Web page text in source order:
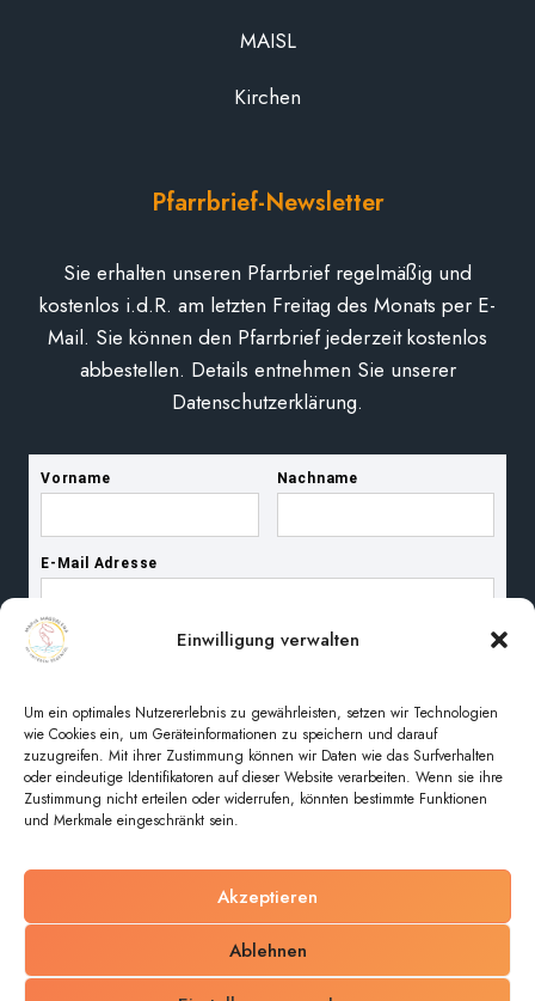
Einwilligung verwalten
Um ein optimales Nutzererlebnis zu gewährleisten, setzen wir Technologien
wie Cookies ein, um Geräteinformationen zu speichern und darauf
zuzugreifen. Mit ihrer Zustimmung können wir Daten wie das Surfverhalten
oder eindeutige Identifikatoren auf dieser Website verarbeiten. Wenn sie ihre
Zustimmung nicht erteilen oder widerrufen, könnten bestimmte Funktionen
und Merkmale eingeschränkt sein.
Akzeptieren
Ablehnen
MAISL
Kirchen
Pfarrbrief-Newsletter
Sie erhalten unseren Pfarrbrief regelmäßig und
kostenlos i.d.R. am letzten Freitag des Monats per E-
Mail. Sie können den Pfarrbrief jederzeit kostenlos
abbestellen. Details entnehmen Sie unserer
Datenschutzerklärung.
© 2026 Pfarreiengemeinschaft Maria Magdalena im
unteren Regental